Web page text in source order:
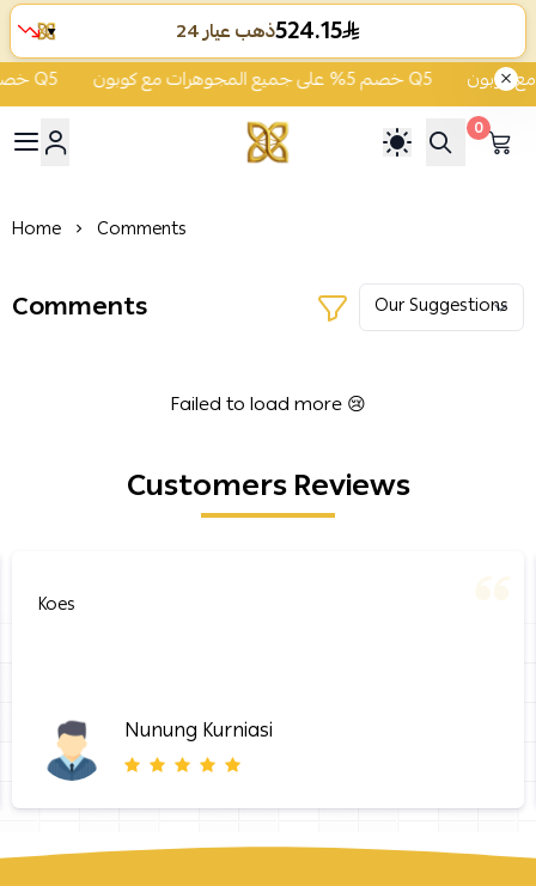
خصم 5% على جميع المجوهرات مع كوبون Q5 خصم 5% على جميع المجوهرات مع كوبون Q5
الشفاء للذهب والمجوهرات
0
Home Comments
Comments
Failed to load more 😢
Customers Reviews
Koes
Nunung Kurniasi
ذهب عيار 24524.15
▼